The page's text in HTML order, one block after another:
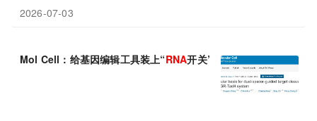
2026-07-03
Mol Cell：给基因编辑工具装上“RNA开关”！天津医科大学张恒